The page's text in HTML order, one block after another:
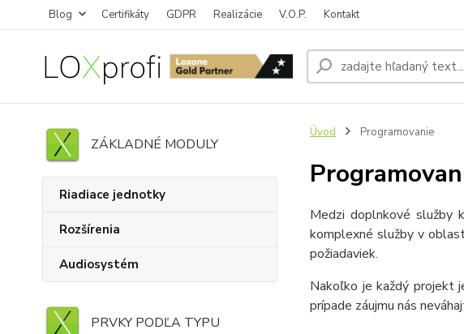
Blog Certifikáty GDPR Realizácie V.O.P. Kontakt
ZÁKLADNÉ MODULY
Riadiace jednotky
Rozšírenia
Audiosystém
PRVKY PODĽA TYPU
Úvod Programovanie
Medzi doplnkové služby
komplexné služby v
požiadaviek.
Nakoľko je každý projekt
prípade záujmu nás